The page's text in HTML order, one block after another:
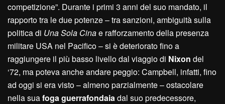
competizione”. Durante i primi 3 anni del suo mandato, il
rapporto tra le due potenze – tra sanzioni, ambiguità sulla
politica di Una Sola Cinae rafforzamento della presenza
militare USA nel Pacifico – si è deteriorato fino a
raggiungere il più basso livello dal viaggio di Nixon del
‘72, ma poteva anche andare peggio: Campbell, infatti, fino
ad oggi si era visto – almeno parzialmente – ostacolare
nella suafoga guerrafondaiadal suo predecessore,